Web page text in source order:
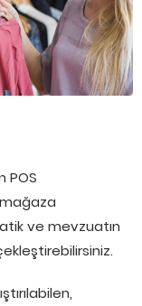
POS
ve mevzuatın